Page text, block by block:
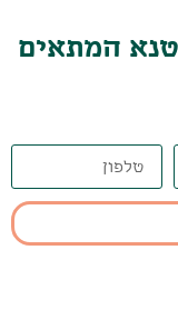
המתאים